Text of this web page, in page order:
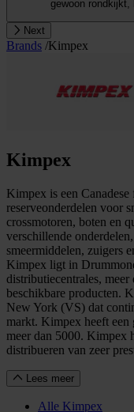
gewoon rondkijkt,
Next
Brands /Kimpex
Kimpex
Kimpex is een
reserveonderdelen voor
crossmotoren, boten en
verschillende
smeermiddelen, zuigers
Kimpex ligt in
distributiecentrales,
beschikbare producten.
New York (VS) dat
markt. Kimpex heeft een
meer dan 5000. Kimpex
distribueren van zeer
Lees meer
Alle Kimpex